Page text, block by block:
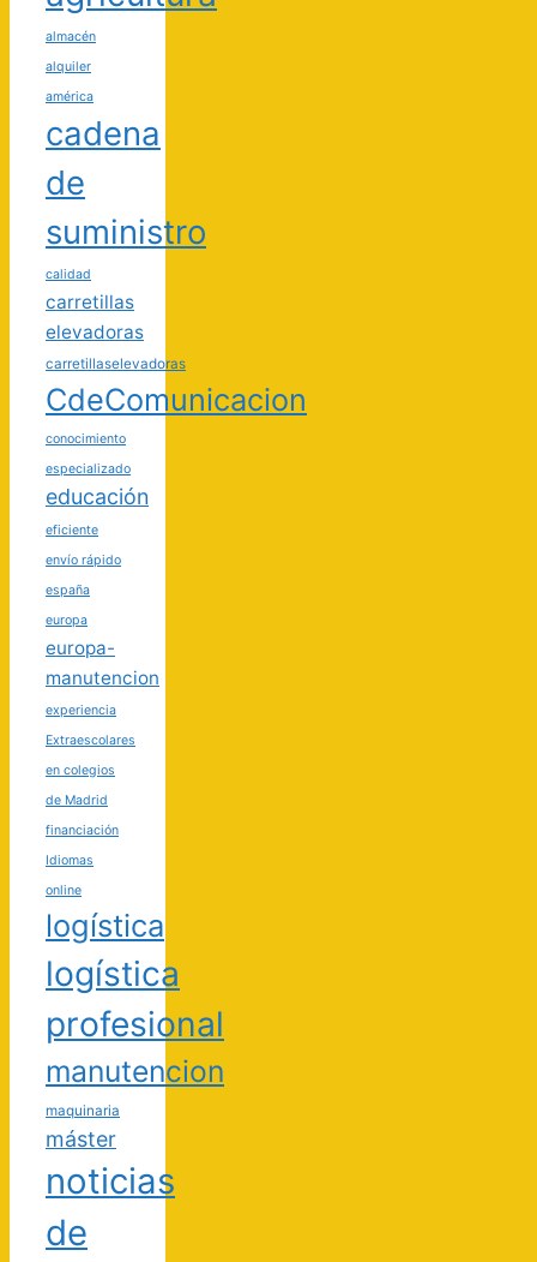
almacén
alquiler
américa
cadena
de
suministro
calidad
carretillas
elevadoras
carretillaselevadoras
CdeComunicacion
conocimiento
especializado
educación
eficiente
envío rápido
españa
europa
europa-
manutencion
experiencia
Extraescolares
en colegios
de Madrid
financiación
Idiomas
online
logística
logística
profesional
manutencion
maquinaria
máster
noticias
de